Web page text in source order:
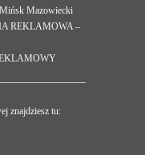
Mazowiecki
REKLAMOWA –
znajdziesz tu: